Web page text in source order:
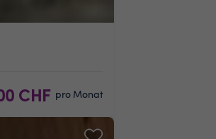
CHF pro Monat